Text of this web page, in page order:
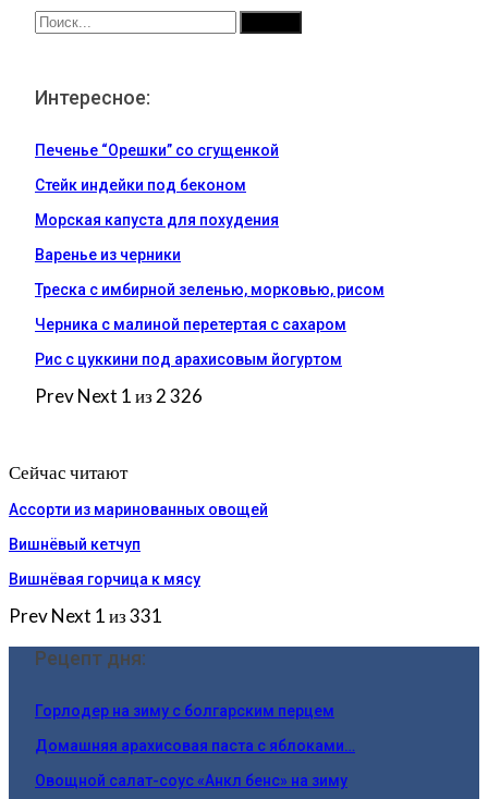
Интересное:
Печенье “Орешки” со сгущенкой
Стейк индейки под беконом
Морская капуста для похудения
Варенье из черники
Треска с имбирной зеленью, морковью, рисом
Черника с малиной перетертая с сахаром
Рис с цуккини под арахисовым йогуртом
PrevNext 1 из 2 326
Сейчас читают
Ассорти из маринованных овощей
Вишнёвый кетчуп
Вишнёвая горчица к мясу
PrevNext 1 из 331
Рецепт дня:
Горлодер на зиму с болгарским перцем
Домашняя арахисовая паста с яблоками…
Овощной салат-соус «Анкл бенс» на зиму